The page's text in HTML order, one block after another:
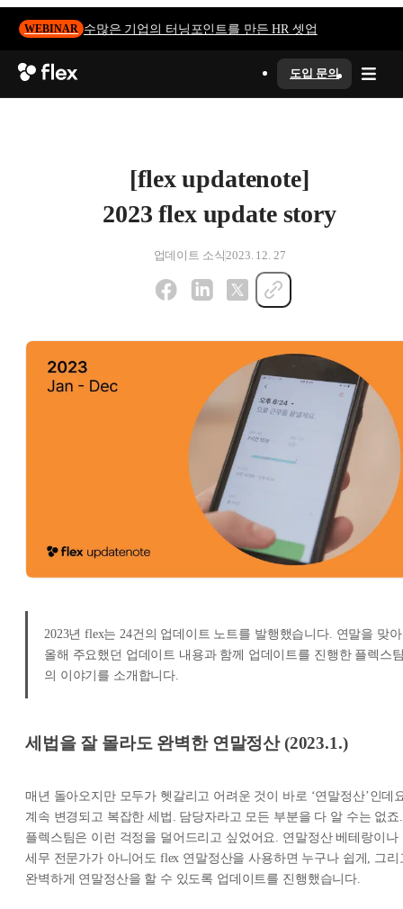
WEBINAR 수많은 기업의 터닝포인트를 만든 HR 셋업
도입 문의
[flex updatenote]
2023 flex update story
업데이트 소식 2023. 12. 27
2023년 flex는 24건의 업데이트 노트를 발행했습니다. 연말을 맞아
올해 주요했던 업데이트 내용과 함께 업데이트를 진행한 플렉스
의 이야기를 소개합니다.
세법을 잘 몰라도 완벽한 연말정산 (2023.1.)
매년 돌아오지만 모두가 헷갈리고 어려운 것이 바로 ‘연말정산’인데
계속 변경되고 복잡한 세법. 담당자라고 모든 부분을 다 알 수는 없죠.
플렉스팀은 이런 걱정을 덜어드리고 싶었어요. 연말정산 베테랑이나
세무 전문가가 아니어도 flex 연말정산을 사용하면 누구나 쉽게, 그리
완벽하게 연말정산을 할 수 있도록 업데이트를 진행했습니다.